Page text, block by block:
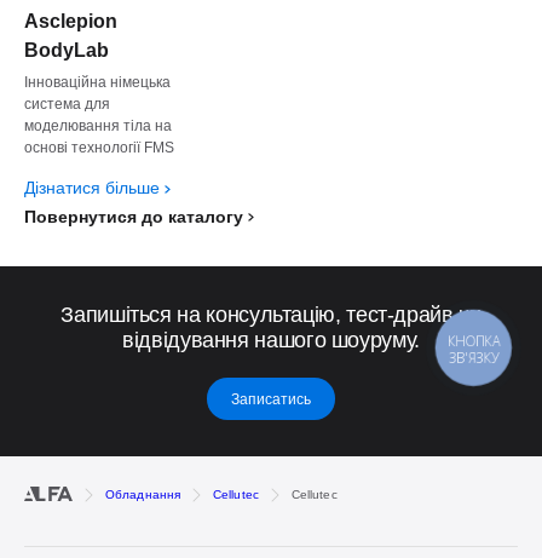
Asclepion
BodyLab
Інноваційна німецька
система для
моделювання тіла на
основі технології FMS
Дізнатися більше
Повернутися до каталогу
Запишіться на консультацію, тест-драйв чи
відвідування нашого шоуруму.
Записатись
Обладнання Cellutec Cellutec
КНОПКА
ЗВ'ЯЗКУ